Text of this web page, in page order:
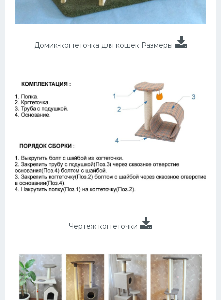
Домик-когтеточка для кошек Размеры
Чертеж когтеточки